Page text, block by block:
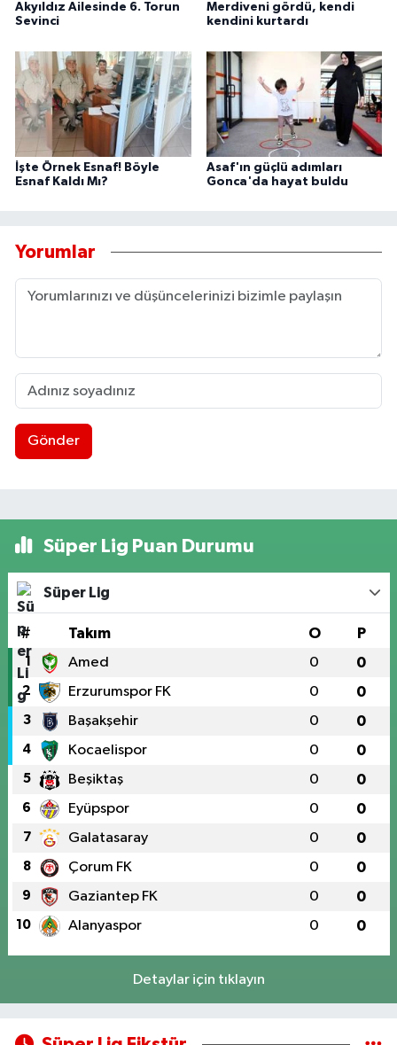
Akyıldız Ailesinde 6. Torun
Sevinci
Merdiveni gördü, kendi
kendini kurtardı
İşte Örnek Esnaf! Böyle
Esnaf Kaldı Mı?
Asaf'ın güçlü adımları
Gonca'da hayat buldu
Yorumlar
Gönder
Süper Lig Puan Durumu
Süper Lig
# Takım O P
1 Amed 0 0
2 Erzurumspor FK 0 0
3 Başakşehir 0 0
4 Kocaelispor 0 0
5 Beşiktaş 0 0
6 Eyüpspor 0 0
7 Galatasaray 0 0
8 Çorum FK 0 0
9 Gaziantep FK 0 0
10 Alanyaspor 0 0
Detaylar için tıklayın